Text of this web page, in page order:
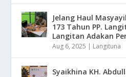
Jelang Haul
173 Tahun PP.
Langitan Adakan
Aug 6, 2025 | Langituna
Syaikhina KH.